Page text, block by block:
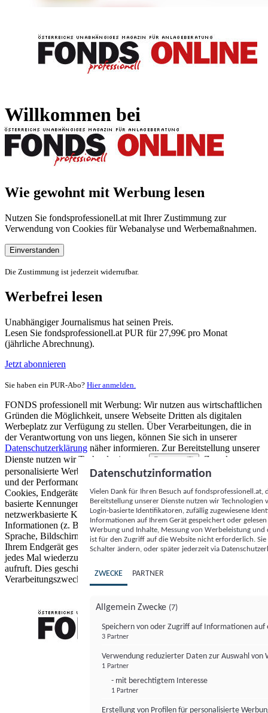
Willkommen bei
Wie gewohnt mit Werbung lesen
Nutzen Sie fondsprofessionell.at mit Ihrer Zustimmung zur
Verwendung von Cookies für Webanalyse und Werbemaßnahmen.
Einverstanden
Die Zustimmung ist jederzeit widerrufbar.
Werbefrei lesen
Unabhängiger Journalismus hat seinen Preis.
Lesen Sie fondsprofessionell.at PUR für 27,99€ pro Monat
(jährliche Abrechnung).
Jetzt abonnieren
Sie haben ein PUR-Abo? Hier anmelden.
FONDS professionell mit Werbung: Wir nutzen aus wirtschaftlichen
Gründen die Möglichkeit, unsere Webseite Dritten als digitalen
Werbeplatz zur Verfügung zu stellen. Über Verarbeitungen, die in
der Verantwortung von uns liegen, können Sie sich in unserer
Datenschutzerklärung näher informieren. Zur Bereitstellung unserer
Dienste nutzen wir Technologien von
Partnern (5)
. Zwecke:
personalisierte Werbung und Inhalte, Messung von Werbeleistung
und der Performance von Inhalten sowie Zielgruppenforschung.
Cookies, Endgeräte- oder ähnliche Online-Kennungen (z. B. login-
basierte Kennungen, zufällig generierte Kennungen,
netzwerkbasierte Kennungen) können zusammen mit anderen
Informationen (z. B. Browsertyp und Browserinformationen,
Sprache, Bildschirmgröße, unterstützte Technologien usw.) auf
Ihrem Endgerät gespeichert oder von dort ausgelesen werden, um es
jedes Mal wiederzuerkennen, wenn es eine App oder einer Webseite
aufruft. Dies geschieht für einen oder mehrere der hier aufgeführten
Verarbeitungszwecke.
Datenschutzinformation
Vielen Dank für Ihren Besuch auf
Bereitstellung unserer Dienste nutzen wir Technologien
Login-basierte Identifikatoren, zufällig zugewiesene
Informationen auf Ihrem Gerät gespeichert oder
Werbung und Inhalte, Messung von Werbeleistung
ist für den Zugriff auf die Website nicht erforderlich.
Schalter ändern, oder später jederzeit via
ZWECKE PARTNER
Allgemein Zwecke (7)
Speichern von oder Zugriff auf Informationen auf
3 Partner
Verwendung reduzierter Daten zur Auswahl von
1 Partner
- mit berechtigtem Interesse
1 Partner
Erstellung von Profilen für personalisierte
FONDS professionell